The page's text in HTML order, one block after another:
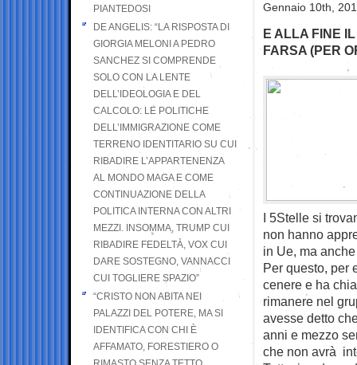
Gennaio 10th,
E ALLA FINE
FARSA (PER
I 5Stelle si
non hanno
in Ue, ma
Per questo, per
cenere e ha
rimanere nel
avesse detto
anni e mezzo
che non avrà
PIANTEDOSI
DE ANGELIS: “LA RISPOSTA DI
GIORGIA MELONI A PEDRO
SANCHEZ SI COMPRENDE
SOLO CON LA LENTE
DELL’IDEOLOGIA E DEL
CALCOLO: LE POLITICHE
DELL’IMMIGRAZIONE COME
TERRENO IDENTITARIO SU CUI
RIBADIRE L’APPARTENENZA
AL MONDO MAGA E COME
CONTINUAZIONE DELLA
POLITICA INTERNA CON ALTRI
MEZZI. INSOMMA, TRUMP CUI
RIBADIRE FEDELTÀ, VOX CUI
DARE SOSTEGNO, VANNACCI
CUI TOGLIERE SPAZIO”
“CRISTO NON ABITA NEI
PALAZZI DEL POTERE, MA SI
IDENTIFICA CON CHI È
AFFAMATO, FORESTIERO O